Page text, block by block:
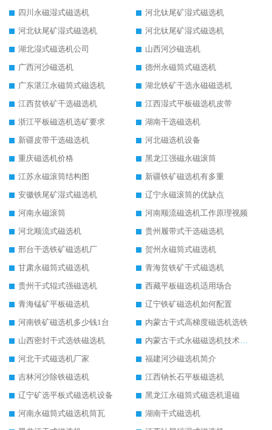
四川永磁湿式磁选机
河北钛尾矿湿式磁选机
河北钛尾矿湿式磁选机
河北钛尾矿湿式磁选机
湖北湿式磁选机公司
山西河沙磁选机
广西河沙磁选机
德州永磁筒式磁选机
广东湛江永磁筒式磁选机
湖北铁矿干选永磁磁选机
江西贫铁矿干选磁选机
江西湿式平板磁选机皮带
浙江平板磁选机选矿要求
湖南干选磁选机
新疆皮带干选磁选机
河北磁选机设备
重庆磁选机价格
黑龙江强磁永磁滚筒
江苏永磁滚筒结构图
新疆铁矿磁选机有多重
安徽铁尾矿湿式磁选机
辽宁永磁滚筒的优缺点
河南永磁滚筒
河南顺流磁选机工作原理视频
河北顺流式磁选机
贵州履带式干选磁选机
邢台干选铁矿磁选机厂
贺州永磁筒式磁选机
甘肃永磁筒式磁选机
青海贫铁矿干式磁选机
贵州干式辊式强磁选机
西藏平板磁选机适用场合
青海锰矿平板磁选机
辽宁铁矿磁选机如何配置
河南铁矿磁选机多少钱1台
内蒙古干式高梯度磁选机选铁
山西密封干式选铁磁选机
内蒙古干式永磁磁选机技术要求
河北干式磁选机厂家
福建河沙磁选机简介
吉林河沙除铁磁选机
江西钠长石平板磁选机
辽宁矿选平板式磁选机设备
黑龙江永磁筒式磁选机退磁
河南永磁筒式磁选机筒瓦
湖南干式磁选机